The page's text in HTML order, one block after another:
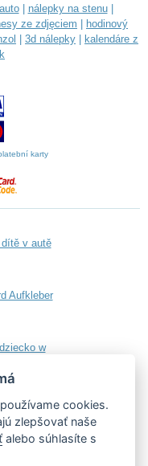
| nálepky na stenu|
ze zdjęciem
hodinový
3d nálepky
kalendáre z
karty
v autě
Aufkleber
w
cookies.
zlepšovať naše
alebo súhlasíte s